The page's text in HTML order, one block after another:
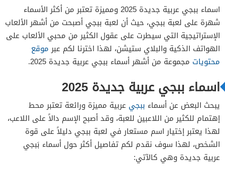
اسماء ببجي عربية جديدة 2025 ومميزة تعتبر من أكثر الأسماء
شهرة على لعبة ببجي، حيث أن لعبة ببجي أصبحت من أشهر الألعاب
الإستراتيجية التي سيطرت على عقول الكثير من محبي الألعاب على
الهواتف الذكية والبلاي ستيشن، لهذا اخترنا لكم عبرموقع
محتويات مجموعة من أشهر أسماء ببجي عربية جديدة 2025.
اسماء ببجي عربية جديدة 2025
يبحث البعض عن أسماء ببجي عربية مميزة ورائعة تعتبر محط
إهتمام للكثير من اللاعبين للعبة، وقد أصبح الإسم دالاً على اللاعب،
لهذا يعتبر إختيار اسم مستعار في لعبة ببجي دليلاً على قوة
الشخص، لهذا سوف نقدم لكم تفاصيل أكثر حول أسماء بَبجي
عربية جديدة وهي كالآتي: